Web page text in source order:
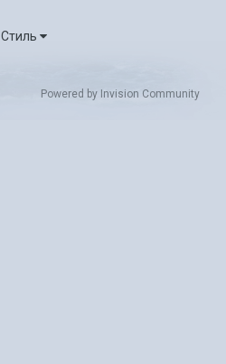
Стиль
Powered by Invision Community